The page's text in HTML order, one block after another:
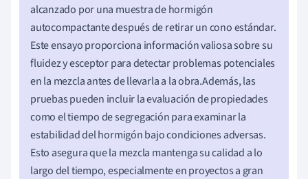
alcanzado por una muestra de hormigón
autocompactante después de retirar un cono estándar.
Este ensayo proporciona información valiosa sobre su
fluidez y esceptor para detectar problemas potenciales
en la mezcla antes de llevarla a la obra.Además, las
pruebas pueden incluir la evaluación de propiedades
como el tiempo de segregación para examinar la
estabilidad del hormigón bajo condiciones adversas.
Esto asegura que la mezcla mantenga su calidad a lo
largo del tiempo, especialmente en proyectos a gran